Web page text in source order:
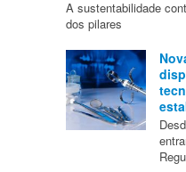
A sustentabilidade
dos pilares
Regu